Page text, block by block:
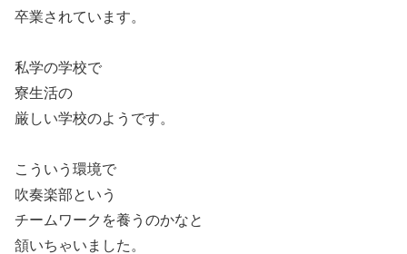
卒業されています。
私学の学校で
寮生活の
厳しい学校のようです。
こういう環境で
吹奏楽部という
チームワークを養うのかなと
頷いちゃいました。